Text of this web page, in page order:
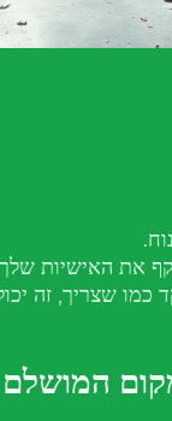
את האישיות
שצריך, זה
המושלם